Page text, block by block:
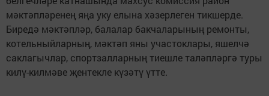
мәктәпләренең яңа уку елына хәзерлеген тикшерде.
Биредә мәктәпләр, балалар бакчаларының ремонты,
котельныйларның, мәктәп яны участоклары, яшелчә
саклагычлар, спортзалларның тиешле таләпләргә туры
килү-килмәве җентекле күзәтү үтте.